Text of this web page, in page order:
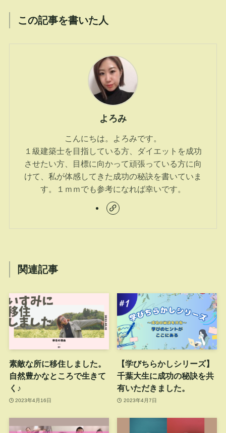
この記事を書いた人
よろみ
こんにちは。よろみです。
１級建築士を目指している方、ダイエットを成功
させたい方、目標に向かって頑張っている方に向
けて、私が体感してきた成功の秘訣を書いていま
す。１ｍｍでも参考になれば幸いです。
関連記事
素敵な所に移住しました。
自然豊かなところで生きて
く♪
2023年4月16日
【学びちらかしシリーズ】
千葉大生に成功の秘訣を共
有いただきました。
2023年4月7日